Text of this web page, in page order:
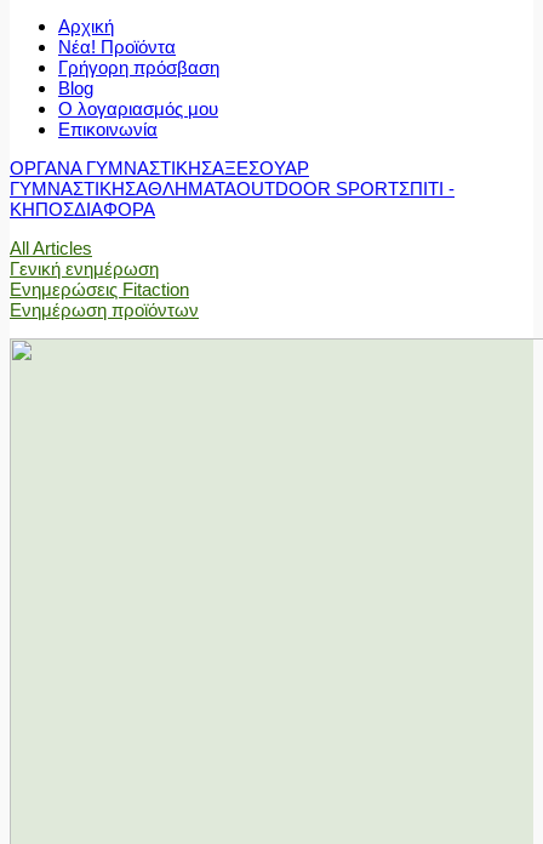
Αρχική
Νέα! Προϊόντα
Γρήγορη πρόσβαση
Blog
Ο λογαριασμός μου
Επικοινωνία
ΟΡΓΑΝΑ ΓΥΜΝΑΣΤΙΚΗΣΑΞΕΣΟΥΑΡ
ΓΥΜΝΑΣΤΙΚΗΣΑΘΛΗΜΑΤΑOUTDOOR SPORTΣΠΙΤΙ -
ΚΗΠΟΣΔΙΑΦΟΡΑ
All Articles
Γενική ενημέρωση
Ενημερώσεις Fitaction
Ενημέρωση προϊόντων